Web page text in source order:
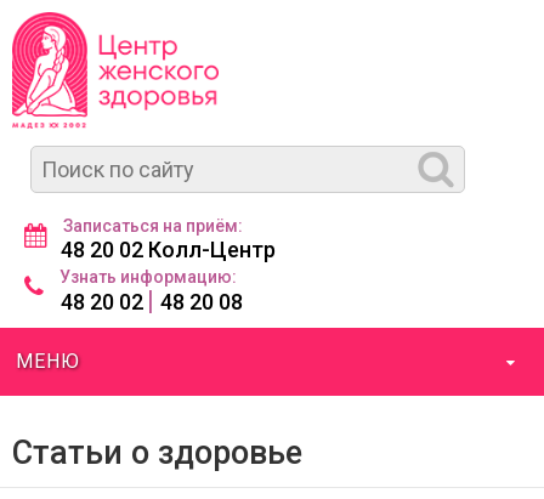
Записаться на приём:
48 20 02 Колл-Центр
Узнать информацию:
48 20 02 | 48 20 08
МЕНЮ
Статьи о здоровье